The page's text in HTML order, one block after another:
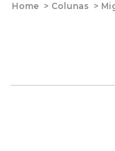
Home > Colunas >